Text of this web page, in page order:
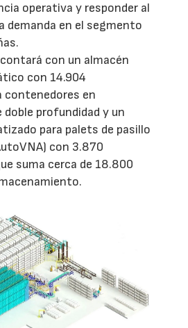
operativa y responder al
demanda en el segmento
con un almacén
con 14.904
contenedores en
profundidad y un
para palets de pasillo
con 3.870
suma cerca de 18.800